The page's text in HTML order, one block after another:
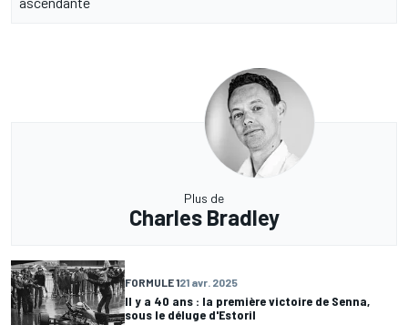
Plus de
Charles Bradley
FORMULE 121 avr. 2025
Il y a 40 ans : la première victoire de Senna,
sous le déluge d'Estoril